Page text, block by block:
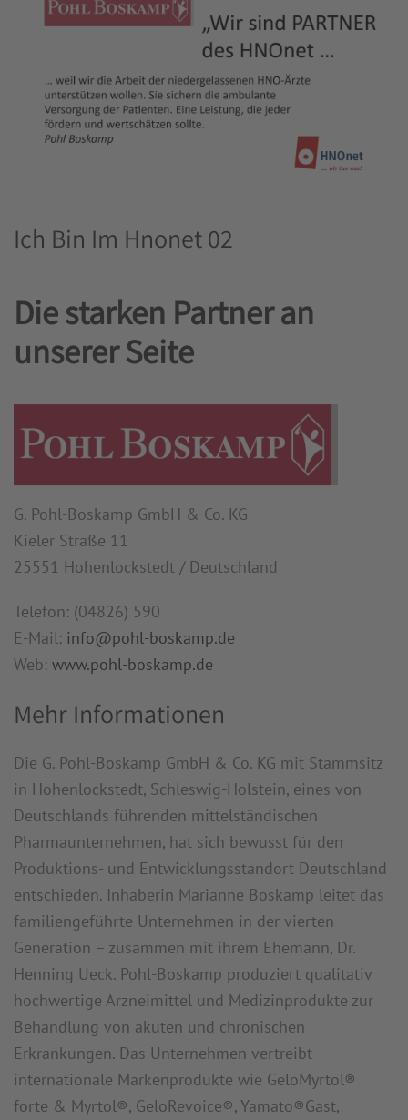
Ich Bin Im Hnonet 02
Die starken Partner an
unserer Seite
G. Pohl-Boskamp GmbH & Co. KG
Kieler Straße 11
25551 Hohenlockstedt / Deutschland
Telefon: (04826) 590
E-Mail: info@pohl-boskamp.de
Web: www.pohl-boskamp.de
Mehr Informationen
Die G. Pohl-Boskamp GmbH & Co. KG mit Stammsitz
in Hohenlockstedt, Schleswig-Holstein, eines von
Deutschlands führenden mittelständischen
Pharmaunternehmen, hat sich bewusst für den
Produktions- und Entwicklungsstandort Deutschland
entschieden. Inhaberin Marianne Boskamp leitet das
familiengeführte Unternehmen in der vierten
Generation – zusammen mit ihrem Ehemann, Dr.
Henning Ueck. Pohl-Boskamp produziert qualitativ
hochwertige Arzneimittel und Medizinprodukte zur
Behandlung von akuten und chronischen
Erkrankungen. Das Unternehmen vertreibt
internationale Markenprodukte wie GeloMyrtol®
forte & Myrtol®, GeloRevoice®, Yamato®Gast,